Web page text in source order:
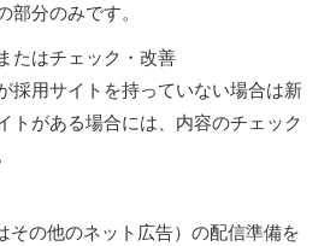
部分のみです。
たはチェック・改善
採用サイトを持っていない場合は新
トがある場合には、内容のチェック
その他のネット広告）の配信準備を